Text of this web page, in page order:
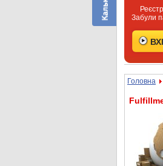
Забули
Головна